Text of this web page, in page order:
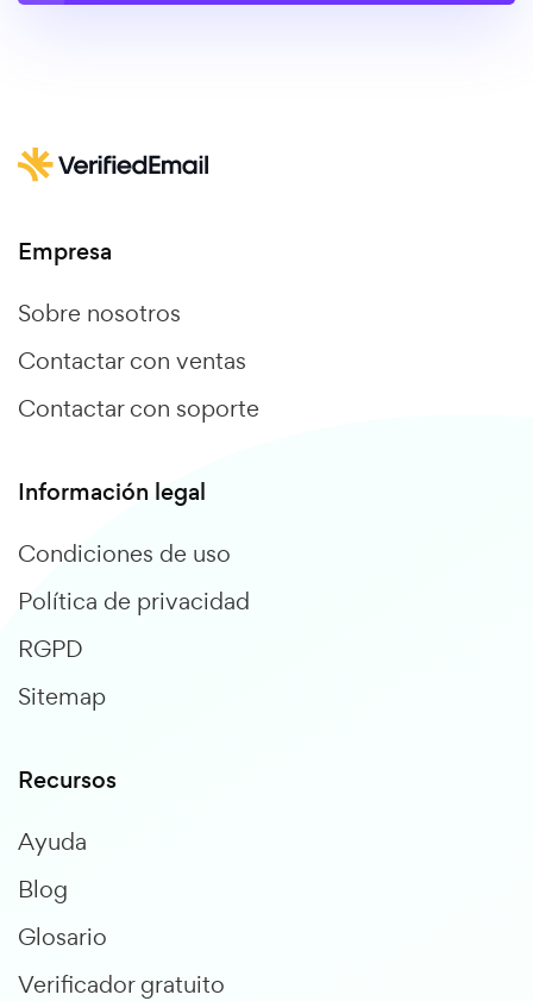
Empresa
Sobre nosotros
Contactar con ventas
Contactar con soporte
Información legal
Condiciones de uso
Política de privacidad
RGPD
Sitemap
Recursos
Ayuda
Blog
Glosario
Verificador gratuito